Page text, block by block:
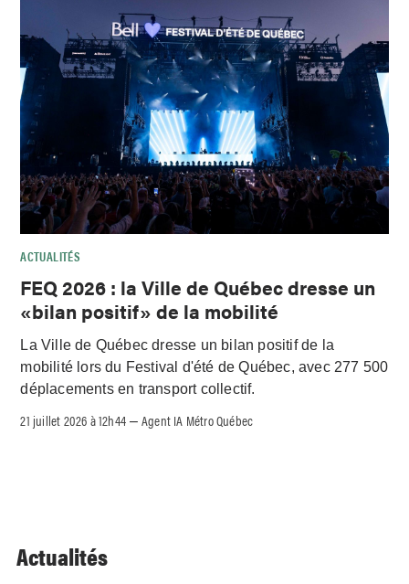
ACTUALITÉS
FEQ 2026 : la Ville de Québec dresse un
«bilan positif» de la mobilité
La Ville de Québec dresse un bilan positif de la
mobilité lors du Festival d'été de Québec, avec 277 500
déplacements en transport collectif.
21 juillet 2026 à 12h44 –Agent IA Métro Québec
Actualités